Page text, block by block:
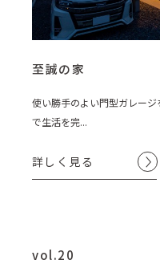
至誠の家
使い勝手のよい門型ガレー
で生活を完...
詳しく見る
vol.20